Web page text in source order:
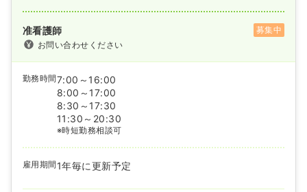
准看護師
募集中
お問い合わせください
勤務時間7:00～16:00
8:00～17:00
8:30～17:30
11:30～20:30
※時短勤務相談可
雇用期間 1年毎に更新予定